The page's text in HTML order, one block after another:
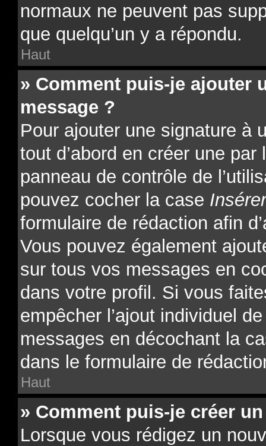
normaux ne peuvent pas
que quelqu’un y a répondu.
Haut
» Comment puis-je ajouter
message ?
Pour ajouter une signature à
tout d’abord en créer une par
panneau de contrôle de
pouvez cocher la case
formulaire de rédaction afin
Vous pouvez également
sur tous vos messages en
dans votre profil. Si vous
empêcher l’ajout individuel
messages en décochant la
dans le formulaire de
Haut
» Comment puis-je créer
Lorsque vous rédigez un